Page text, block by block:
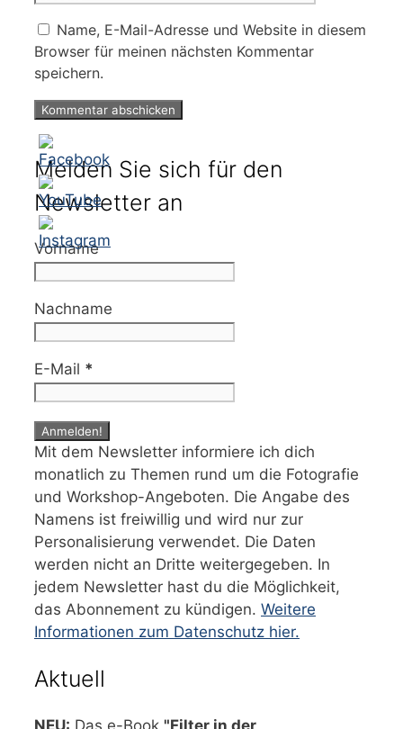
Name, E-Mail-Adresse und Website in diesem
Browser für meinen nächsten Kommentar
speichern.
Melden Sie sich für den
Newsletter an
Vorname
Nachname
E-Mail *
Mit dem Newsletter informiere ich dich
monatlich zu Themen rund um die Fotografie
und Workshop-Angeboten. Die Angabe des
Namens ist freiwillig und wird nur zur
Personalisierung verwendet. Die Daten
werden nicht an Dritte weitergegeben. In
jedem Newsletter hast du die Möglichkeit,
das Abonnement zu kündigen. Weitere
Informationen zum Datenschutz hier.
Aktuell
NEU: Das e-Book "Filter in der